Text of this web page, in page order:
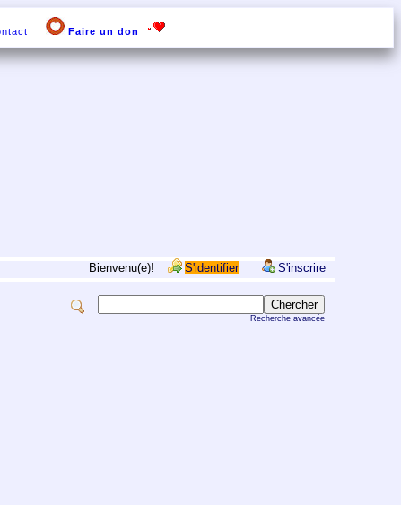
Faire un don
Bienvenu(e)! S'identifier S'inscrire
Recherche avancée